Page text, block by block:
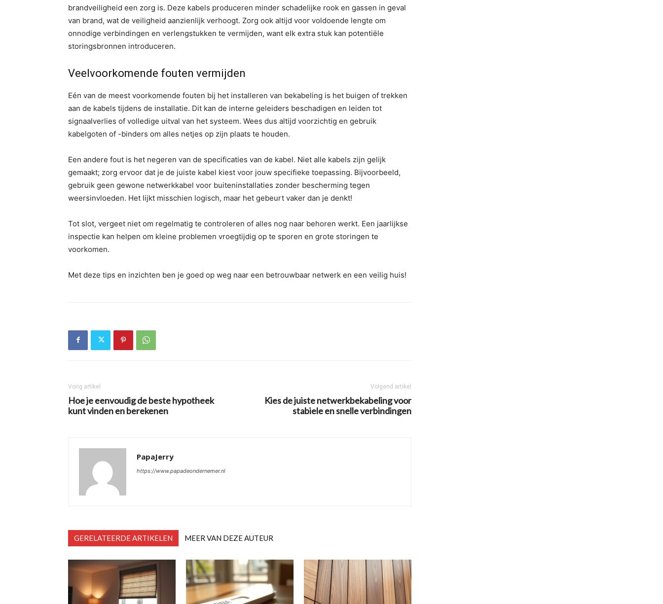
brandveiligheid een zorg is. Deze kabels produceren minder schadelijke rook en gassen in geval
van brand, wat de veiligheid aanzienlijk verhoogt. Zorg ook altijd voor voldoende lengte om
onnodige verbindingen en verlengstukken te vermijden, want elk extra stuk kan potentiële
storingsbronnen introduceren.
Veelvoorkomende fouten vermijden
Eén van de meest voorkomende fouten bij het installeren van bekabeling is het buigen of trekken
aan de kabels tijdens de installatie. Dit kan de interne geleiders beschadigen en leiden tot
signaalverlies of volledige uitval van het systeem. Wees dus altijd voorzichtig en gebruik
kabelgoten of -binders om alles netjes op zijn plaats te houden.
Een andere fout is het negeren van de specificaties van de kabel. Niet alle kabels zijn gelijk
gemaakt; zorg ervoor dat je de juiste kabel kiest voor jouw specifieke toepassing. Bijvoorbeeld,
gebruik geen gewone netwerkkabel voor buiteninstallaties zonder bescherming tegen
weersinvloeden. Het lijkt misschien logisch, maar het gebeurt vaker dan je denkt!
Tot slot, vergeet niet om regelmatig te controleren of alles nog naar behoren werkt. Een jaarlijkse
inspectie kan helpen om kleine problemen vroegtijdig op te sporen en grote storingen te
voorkomen.
Met deze tips en inzichten ben je goed op weg naar een betrouwbaar netwerk en een veilig huis!
Vorig artikel
Hoe je eenvoudig de beste hypotheek
kunt vinden en berekenen
Volgend artikel
Kies de juiste netwerkbekabeling voor
stabiele en snelle verbindingen
PapaJerry
https://www.papadeondernemer.nl
GERELATEERDE ARTIKELEN MEER VAN DEZE AUTEUR